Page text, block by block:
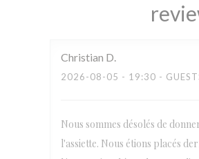
Christian D
2026-08-05 - 19:30 -
Nous sommes désolés de
l'assiette. Nous étions placés